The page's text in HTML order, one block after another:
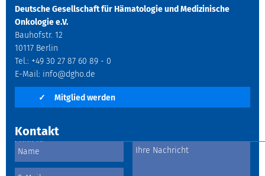
Deutsche Gesellschaft für Hämatologie und Medizinische
Onkologie e.V.
Bauhofstr. 12
10117 Berlin
Tel.: +49 30 27 87 60 89 - 0
E-Mail: info@dgho.de
✓ Mitglied werden
Kontakt